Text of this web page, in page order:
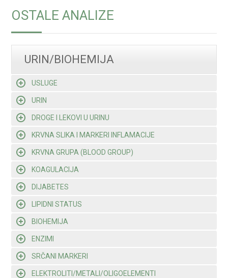
OSTALE ANALIZE
URIN/BIOHEMIJA
USLUGE
URIN
DROGE I LEKOVI U URINU
KRVNA SLIKA I MARKERI INFLAMACIJE
KRVNA GRUPA (BLOOD GROUP)
KOAGULACIJA
DIJABETES
LIPIDNI STATUS
BIOHEMIJA
ENZIMI
SRČANI MARKERI
ELEKTROLITI/METALI/OLIGOELEMENTI